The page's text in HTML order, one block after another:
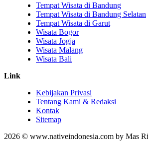
Tempat Wisata di Bandung
Tempat Wisata di Bandung Selatan
Tempat Wisata di Garut
Wisata Bogor
Wisata Jogja
Wisata Malang
Wisata Bali
Link
Kebijakan Privasi
Tentang Kami & Redaksi
Kontak
Sitemap
2026 © www.nativeindonesia.com by Mas